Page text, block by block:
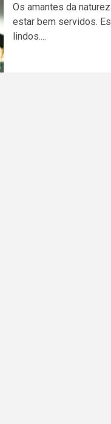
Os amantes da
estar bem servidos.
lindos....